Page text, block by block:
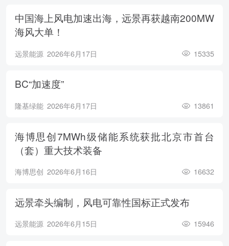
中国海上风电加速出海，远景再获越南200MW
海风大单！
远景能源 2026年6月17日 15335
BC“加速度”
隆基绿能 2026年6月17日 13861
海博思创7MWh级储能系统获批北京市首台
（套）重大技术装备
海博思创 2026年6月16日 16632
远景牵头编制，风电可靠性国标正式发布
远景能源 2026年6月15日 15946